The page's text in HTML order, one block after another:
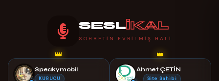
SESLİKAL
SOHBETIN EVRILMIŞ HALI
👑
Speakymobil
KURUCU
👑
Ahmet ÇETİN
Site Sahibi